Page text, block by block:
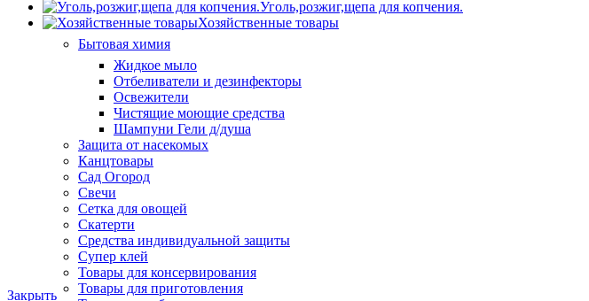
Уголь,розжиг,щепа для копчения.
Хозяйственные товары
Бытовая химия
Жидкое мыло
Отбеливатели и дезинфекторы
Освежители
Чистящие моющие средства
Шампуни Гели д/душа
Защита от насекомых
Канцтовары
Сад Огород
Свечи
Сетка для овощей
Скатерти
Средства индивидуальной защиты
Супер клей
Товары для консервирования
Товары для приготовления
Закрыть